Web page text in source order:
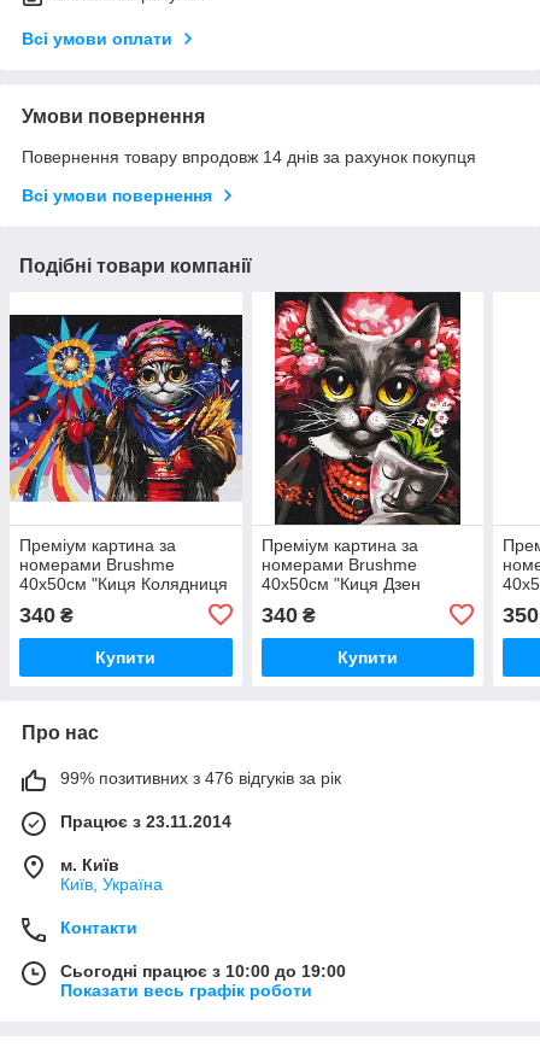
Всі умови оплати
Умови повернення
Повернення товару впродовж 14 днів за рахунок покупця
Всі умови повернення
Подібні товари компанії
Преміум картина за
номерами Brushme
40x50см "Киця Колядниця
PBS53445
340 ₴
Купити
Преміум картина за
номерами Brushme
40x50см "Киця Дзен
PBS53465
340₴
Купити
350
Про нас
99% позитивних з 476 відгуків за рік
Працює з 23.11.2014
м. Київ
Київ, Україна
Контакти
Сьогодні працює з 10:00 до 19:00
Показати весь графік роботи